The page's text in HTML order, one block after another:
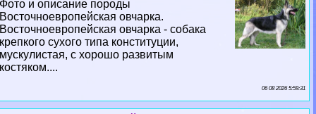
Фото и описание породы
Восточноевропейская овчарка.
Восточноевропейская овчарка - собака
крепкого сухого типа конституции,
мускулистая, с хорошо развитым
костяком....
06 08 2026 5:59:31